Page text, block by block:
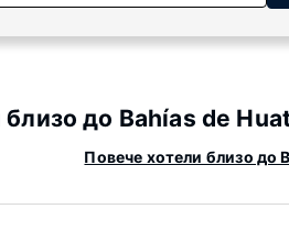
до Bahías de
Повече хотели близо